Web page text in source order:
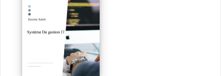
d’aluminium
quantity